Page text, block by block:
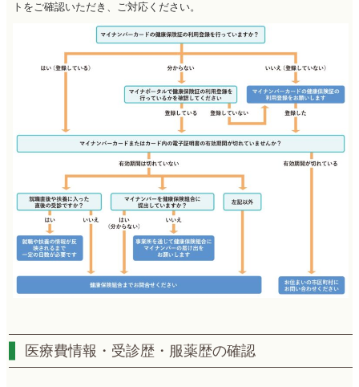
トをご確認いただき、ご対応ください。
医療費情報・受診歴・服薬歴の確認